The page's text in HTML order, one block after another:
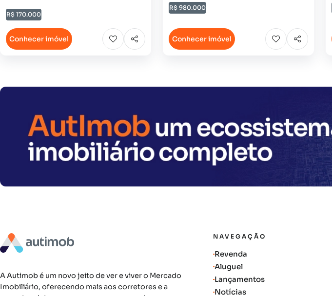
R$ 170.000
Conhecer imóvel
R$ 980.000
Conhecer imóvel
A Autimob é um novo jeito de ver e viver o Mercado
Imobiliário, oferecendo mais aos corretores e a
NAVEGAÇÃO
Revenda
Aluguel
Lançamentos
Notícias